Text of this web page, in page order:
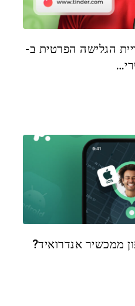
הגלישה הפרטית ב-
ממכשיר אנדרואיד?